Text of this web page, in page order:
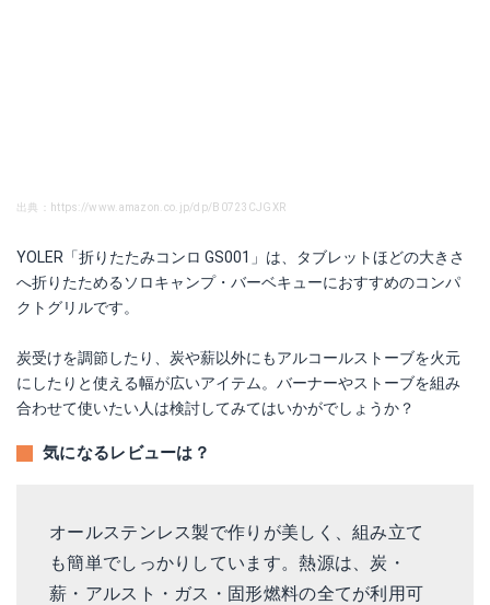
出典：https://www.amazon.co.jp/dp/B0723CJGXR
YOLER「折りたたみコンロ GS001」は、タブレットほどの大きさ
へ折りたためるソロキャンプ・バーベキューにおすすめのコンパ
クトグリルです。
炭受けを調節したり、炭や薪以外にもアルコールストーブを火元
にしたりと使える幅が広いアイテム。バーナーやストーブを組み
合わせて使いたい人は検討してみてはいかがでしょうか？
気になるレビューは？
オールステンレス製で作りが美しく、組み立て
も簡単でしっかりしています。熱源は、炭・
薪・アルスト・ガス・固形燃料の全てが利用可